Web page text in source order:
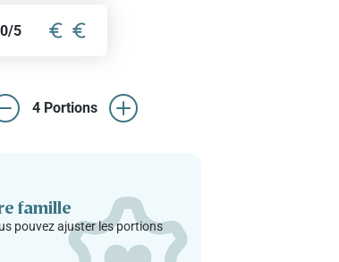
0/5
4 Portions
famille
pouvez ajuster les portions